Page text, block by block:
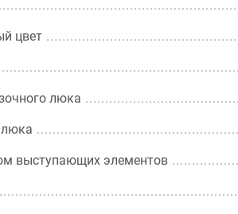
цвет
люка
люка
выступающих элементов